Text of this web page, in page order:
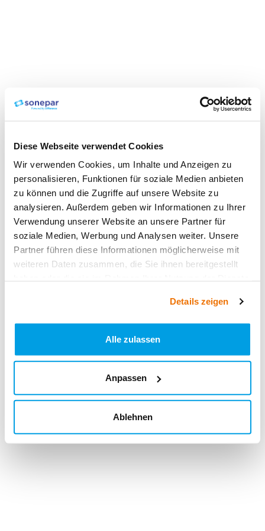
Diese Webseite verwendet Cookies
Wir verwenden Cookies, um Inhalte und Anzeigen zu
personalisieren, Funktionen für soziale Medien anbieten
zu können und die Zugriffe auf unsere Website zu
analysieren. Außerdem geben wir Informationen zu Ihrer
Verwendung unserer Website an unsere Partner für
soziale Medien, Werbung und Analysen weiter. Unsere
Partner führen diese Informationen möglicherweise mit
weiteren Daten zusammen, die Sie ihnen bereitgestellt
Details zeigen
Alle zulassen
Anpassen
Ablehnen